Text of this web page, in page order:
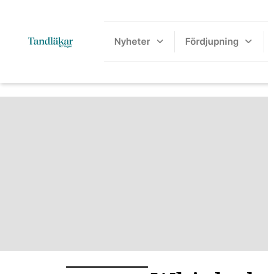
Nyheter Fördjupning